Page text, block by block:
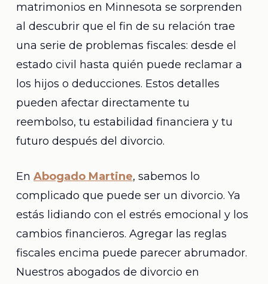
matrimonios en Minnesota se sorprenden
al descubrir que el fin de su relación trae
una serie de problemas fiscales: desde el
estado civil hasta quién puede reclamar a
los hijos o deducciones. Estos detalles
pueden afectar directamente tu
reembolso, tu estabilidad financiera y tu
futuro después del divorcio.
En Abogado Martine, sabemos lo
complicado que puede ser un divorcio. Ya
estás lidiando con el estrés emocional y los
cambios financieros. Agregar las reglas
fiscales encima puede parecer abrumador.
Nuestros abogados de divorcio en